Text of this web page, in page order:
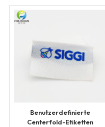
Benutzerdefinierte
Centerfold-Etiketten